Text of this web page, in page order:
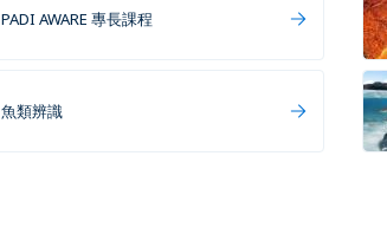
PADI AWARE 專長課程
魚類辨識